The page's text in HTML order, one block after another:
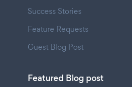
Success Stories
Feature Requests
Guest Blog Post
Featured Blog post